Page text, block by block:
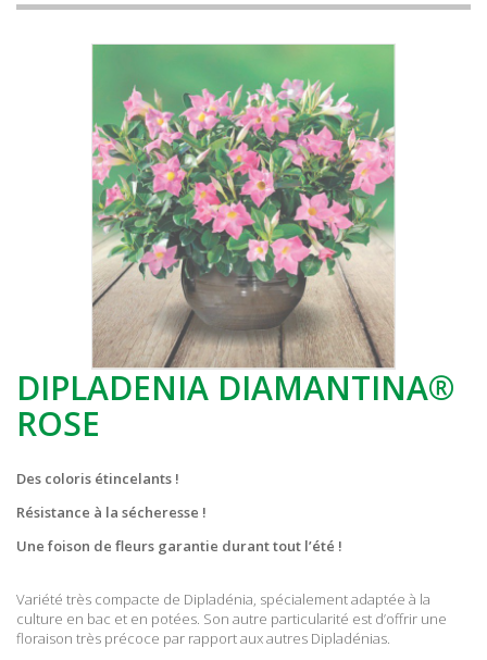
DIPLADENIA DIAMANTINA®
ROSE
Des coloris étincelants !
Résistance à la sécheresse !
Une foison de fleurs garantie durant tout l’été !
Variété très compacte de Dipladénia, spécialement adaptée à la
culture en bac et en potées. Son autre particularité est d’offrir une
floraison très précoce par rapport aux autres Dipladénias.